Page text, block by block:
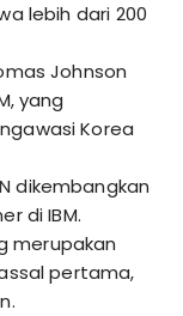
lebih dari 200
Johnson
yang
Korea
dikembangkan
di IBM.
merupakan
pertama,